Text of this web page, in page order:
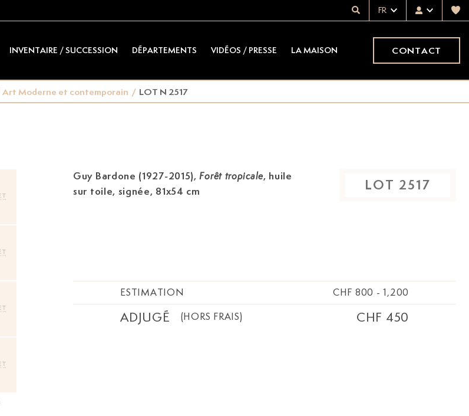
FR
INVENTAIRE / SUCCESSION DÉPARTEMENTS VIDÉOS / PRESSE LA MAISON CONTACT
Art Moderne et contemporain / LOT N 2517
Guy Bardone (1927-2015),Forêt tropicale, huile
sur toile, signée, 81x54 cm
LOT 2517
ESTIMATION CHF 800 - 1,200
ADJUGÉ (HORS FRAIS) CHF 450